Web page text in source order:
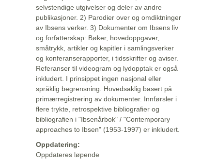
selvstendige utgivelser og deler av andre
publikasjoner. 2) Parodier over og omdiktninger
av Ibsens verker. 3) Dokumenter om Ibsens liv
og forfatterskap: Bøker, hovedoppgaver,
småtrykk, artikler og kapitler i samlingsverker
og konferanserapporter, i tidsskrifter og aviser.
Referanser til videogram og lydopptak er også
inkludert. I prinsippet ingen nasjonal eller
språklig begrensning. Hovedsaklig basert på
primærregistrering av dokumenter. Innførsler i
flere trykte, retrospektive bibliografier og
bibliografien i "Ibsenårbok" / "Contemporary
approaches to Ibsen" (1953-1997) er inkludert.
Oppdatering:
Oppdateres løpende